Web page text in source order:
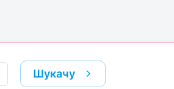
Шукачу